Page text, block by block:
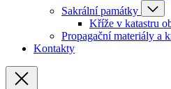
Sakrální památky
Kříže v katastru
Propagační materiály a
Kontakty